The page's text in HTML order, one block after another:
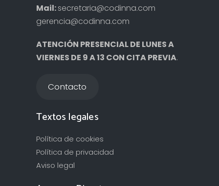
Mail:secretaria@codinna.com
gerencia@codinna.com
ATENCIÓN PRESENCIAL DE LUNES A
VIERNES DE 9 A 13 CON CITA PREVIA.
Contacto
Textos legales
Política de cookies
Política de privacidad
Aviso legal